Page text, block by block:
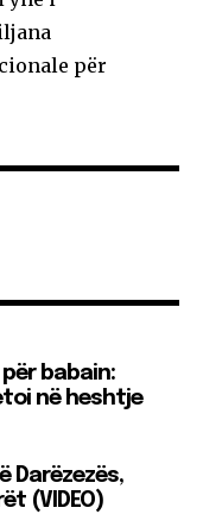
për
babain:
në heshtje
Darëzezës,
(VIDEO)